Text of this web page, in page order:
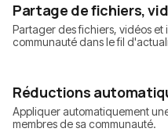
Partage de fichiers,
Partager des fichiers, vidéos et
communauté dans le fil
Réductions
Appliquer automatiquement
membres de sa communauté.